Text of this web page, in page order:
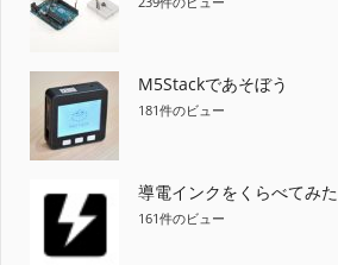
M5Stackであそぼう
181件のビュー
導電インクをくらべてみた
161件のビュー